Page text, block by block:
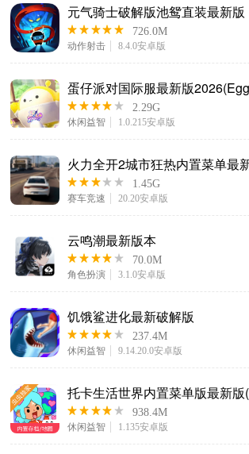
元气骑士破解版池鸳直装最新版
726.0M
动作射击 8.4.0安卓版
2.29G
休闲益智 1.0.215安卓版
1.45G
赛车竞速 20.20安卓版
云鸣潮最新版本
70.0M
角色扮演 3.1.0安卓版
饥饿鲨进化最新破解版
237.4M
休闲益智 9.14.20.0安卓版
938.4M
休闲益智 1.135安卓版